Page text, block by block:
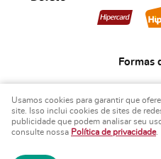
Formas
Usamos cookies para garantir que
site. Isso inclui cookies de sites de
publicidade que podem analisar seu
consulte nossa Política de privacidade.